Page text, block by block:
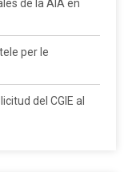
de la AIA en
per le
del CGIE al